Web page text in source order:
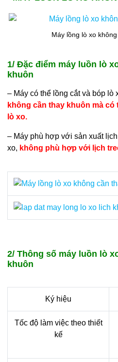
Máy lồng lò xo
1/ Đặc điểm máy luồn lò
khuôn
– Máy có thể lồng cắt và bóp
không cần thay khuôn mà
lò xo.
– Máy phù hợp với sản xuất
xo, không phù hợp với lịch
2/ Thông số máy luồn lò
khuôn
Ký hiệu
Tốc độ làm việc theo thiết
kế